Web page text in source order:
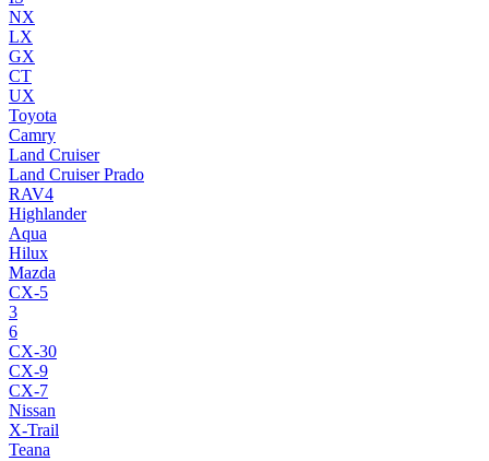
NX
LX
GX
CT
UX
Toyota
Camry
Land Cruiser
Land Cruiser Prado
RAV4
Highlander
Aqua
Hilux
Mazda
CX-5
3
6
CX-30
CX-9
CX-7
Nissan
X-Trail
Teana